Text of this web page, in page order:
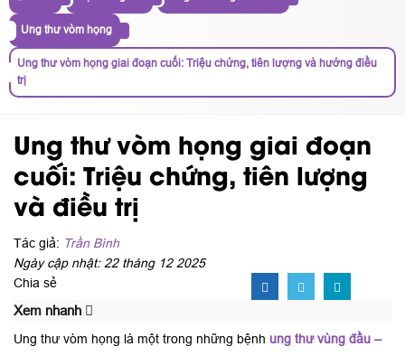
Ung thư vòm họng
Ung thư vòm họng giai đoạn cuối: Triệu chứng, tiên lượng và hướng điều
trị
Ung thư vòm họng giai đoạn
cuối: Triệu chứng, tiên lượng
và điều trị
Tác giả: Trần Bình
Ngày cập nhật: 22 tháng 12 2025
Chia sẻ
Xem nhanh
Ung thư vòm họng là một trong những bệnh ung thư vùng đầu –